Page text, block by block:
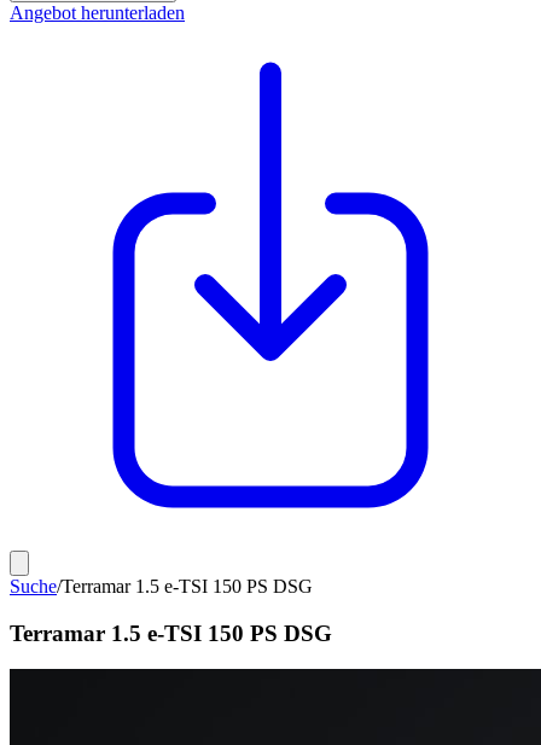
Angebot herunterladen
Suche/Terramar 1.5 e-TSI 150 PS DSG
Terramar 1.5 e-TSI 150 PS DSG